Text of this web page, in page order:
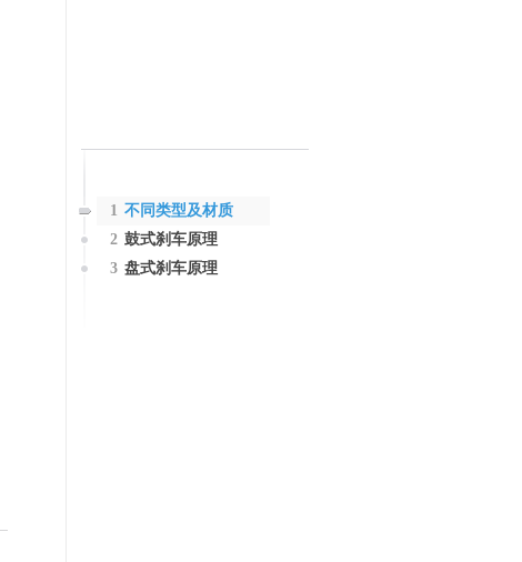
1 不同类型及材质
2 鼓式刹车原理
3 盘式刹车原理